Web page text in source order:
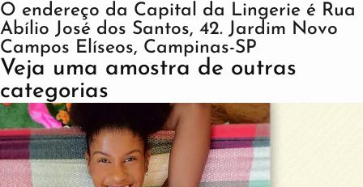
O endereço da Capital da Lingerie é Rua
Abílio José dos Santos, 42. Jardim Novo
Campos Elíseos, Campinas-SP
Veja uma amostra de outras
categorias